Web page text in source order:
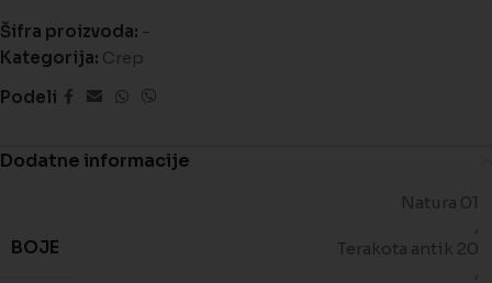
Šifra proizvoda: -
Kategorija: Crep
Podeli
Dodatne informacije
BOJE
Natura 01
Terakota antik 20